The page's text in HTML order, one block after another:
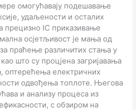
омогућавају подешавање
удаљености и осталих
прецизно IC приказивање
осјетљивост је мања од
праћење различитих стања у
што су процјена загријавања
оптерећења електричних
одвођења топлоте. Његова
и анализу процеса из
с обзиром на